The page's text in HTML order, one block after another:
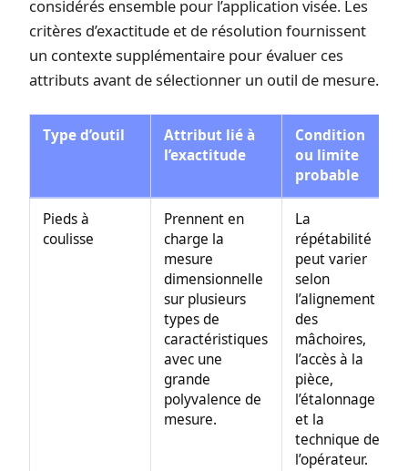
considérés ensemble pour l’application visée. Les
critères d’exactitude et de résolution fournissent
un contexte supplémentaire pour évaluer ces
attributs avant de sélectionner un outil de mesure.
Type d’outil
Attribut lié à
l’exactitude
Condition
ou limite
probable
Pieds à
coulisse
Prennent en
charge la
mesure
dimensionnelle
sur plusieurs
types de
caractéristiques
avec une
grande
polyvalence de
mesure.
La
répétabilité
peut varier
selon
l’alignement
des
mâchoires,
l’accès à la
pièce,
l’étalonnage
et la
technique de
l’opérateur.